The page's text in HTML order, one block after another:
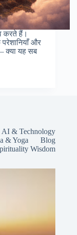
करते हैं।
और
क्या यह सब
AI & Technology
& Yoga
Blog
Wisdom